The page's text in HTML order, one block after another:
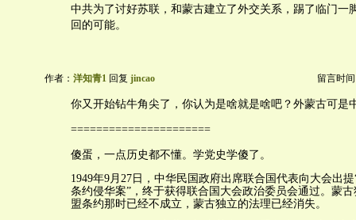
中共为了讨好苏联，和蒙古建立了外交关系，踢了临门一
回的可能。
作者： 洋知青1 回复 jincao 留言时间
你又开始钻牛角尖了，你认为是啥就是啥吧？外蒙古可是
======================
傻蛋，一点历史都不懂。学党史学傻了。
1949年9月27日，中华民国政府出席联合国代表向大会出
条约侵华案”，终于获得联合国大会政治委员会通过。蒙
盟条约那时已经不成立，蒙古独立的法理已经消失。